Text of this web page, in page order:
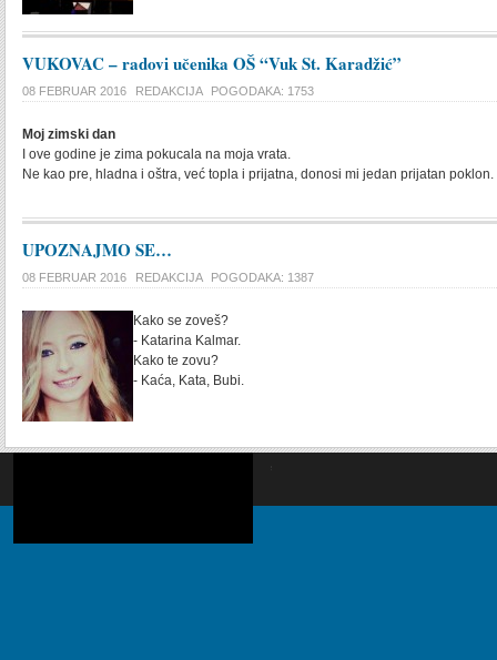
VUKOVAC – radovi učenika OŠ “Vuk St. Karadžić”
08 FEBRUAR 2016 REDAKCIJA POGODAKA: 1753
Moj zimski dan
I ove godine je zima pokucala na moja vrata.
Ne kao pre, hladna i oštra, već topla i prijatna, donosi mi jedan prijatan poklon.
UPOZNAJMO SE…
08 FEBRUAR 2016 REDAKCIJA POGODAKA: 1387
Kako se zoveš?
- Katarina Kalmar.
Kako te zovu?
- Kaća, Kata, Bubi.